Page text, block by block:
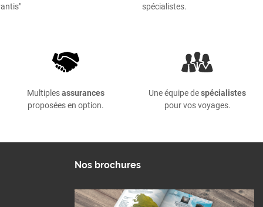
spécialistes.
Multiplesassurances
proposées en option.
Une équipe despécialistes
pour vos voyages.
Nos brochures